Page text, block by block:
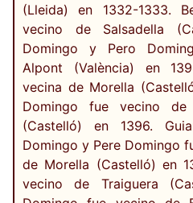
(Lleida) en 1332-1333.
vecino de Salsadella
Domingo y Pero
Alpont (València) en
vecina de Morella
Domingo fue vecino
(Castelló) en 1396.
Domingo y Pere Domingo
de Morella (Castelló) en
vecino de Traiguera